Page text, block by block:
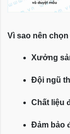
Vì sao nên
Xưởng
Đội ngũ
Chất liệu
Đảm bảo